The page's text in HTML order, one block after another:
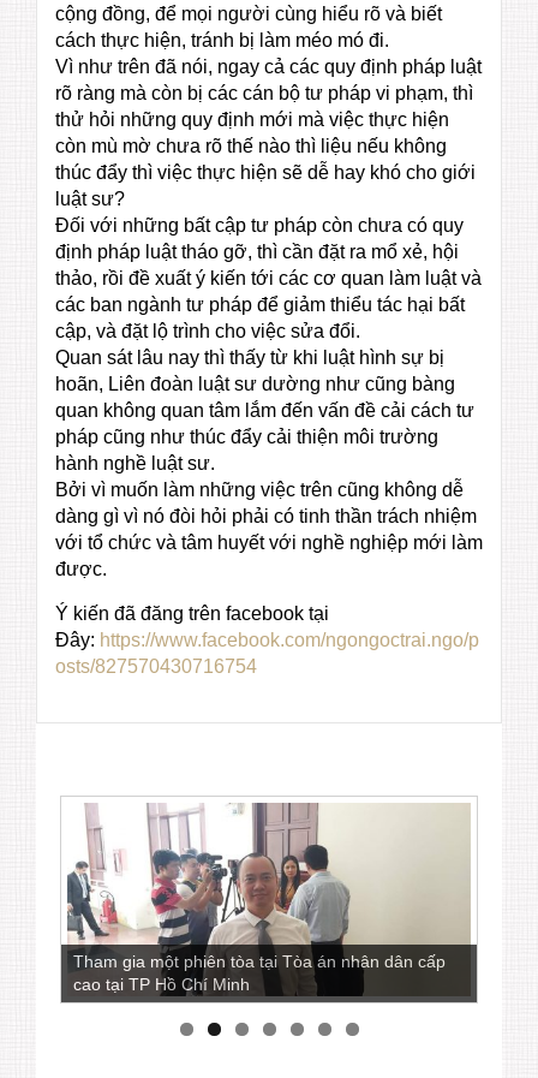
cộng đồng, để mọi người cùng hiểu rõ và biết
cách thực hiện, tránh bị làm méo mó đi.
Vì như trên đã nói, ngay cả các quy định pháp luật
rõ ràng mà còn bị các cán bộ tư pháp vi phạm, thì
thử hỏi những quy định mới mà việc thực hiện
còn mù mờ chưa rõ thế nào thì liệu nếu không
thúc đẩy thì việc thực hiện sẽ dễ hay khó cho giới
luật sư?
Đối với những bất cập tư pháp còn chưa có quy
định pháp luật tháo gỡ, thì cần đặt ra mổ xẻ, hội
thảo, rồi đề xuất ý kiến tới các cơ quan làm luật và
các ban ngành tư pháp để giảm thiểu tác hại bất
cập, và đặt lộ trình cho việc sửa đổi.
Quan sát lâu nay thì thấy từ khi luật hình sự bị
hoãn, Liên đoàn luật sư dường như cũng bàng
quan không quan tâm lắm đến vấn đề cải cách tư
pháp cũng như thúc đẩy cải thiện môi trường
hành nghề luật sư.
Bởi vì muốn làm những việc trên cũng không dễ
dàng gì vì nó đòi hỏi phải có tinh thần trách nhiệm
với tổ chức và tâm huyết với nghề nghiệp mới làm
được.
Ý kiến đã đăng trên facebook tại
Đây: https://www.facebook.com/ngongoctrai.ngo/p
osts/827570430716754
Tham gia một phiên tòa tại Tòa án nhân dân cấp
cao tại TP Hồ Chí Minh